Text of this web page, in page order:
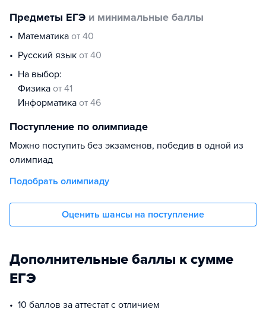
Предметы ЕГЭ и минимальные баллы
математика от 40
русский язык от 40
На выбор:
физика от 41
информатика от 46
Поступление по олимпиаде
Можно поступить без экзаменов, победив в одной из
олимпиад
Подобрать олимпиаду
Оценить шансы на поступление
Дополнительные баллы к сумме
ЕГЭ
10 баллов за аттестат с отличием